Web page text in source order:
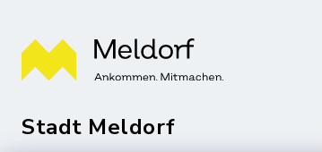
Stadt Meldorf